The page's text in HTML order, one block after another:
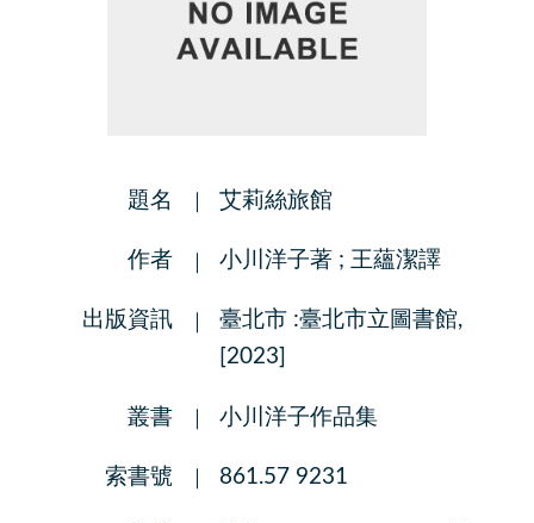
題名 艾莉絲旅館
作者 小川洋子著 ; 王蘊潔譯
出版資訊
臺北市 :臺北市立圖書館,
[2023]
叢書 小川洋子作品集
索書號 861.57 9231